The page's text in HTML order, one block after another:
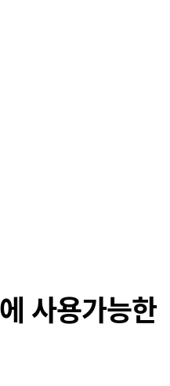
사용가능한